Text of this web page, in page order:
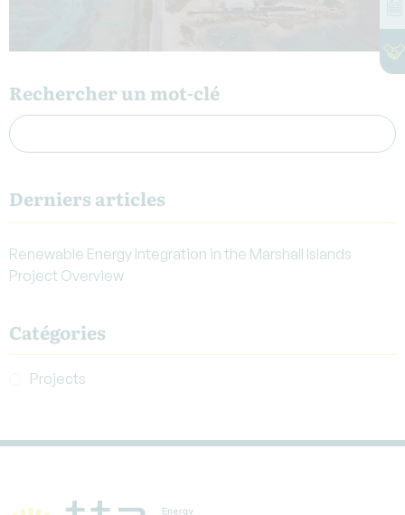
Rechercher un mot-clé
Derniers articles
Renewable Energy Integration in the Marshall Islands
Project Overview
Catégories
Projects